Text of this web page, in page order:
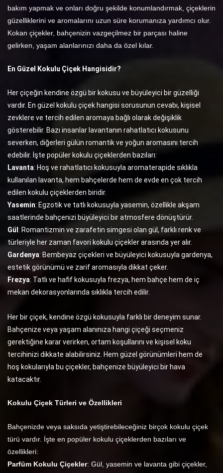
bakım yapmak ve onları doğru şekilde konumlandırmak, çiçeklerin
güzelliklerini ve aromalarını uzun süre korumanıza yardımcı olur.
Kokan çiçekler, bahçenizin vazgeçilmez bir parçası haline
gelirken, yaşam alanlarınızı daha da özel kılar.
En Güzel Kokulu Çiçek Hangisidir?
Her çiçeğin kendine özgü bir kokusu ve büyüleyici bir güzelliği
vardır. En güzel kokulu çiçek hangisi sorusunun cevabı, kişisel
zevklere ve tercih edilen aromaya bağlı olarak değişiklik
gösterebilir. Bazı insanlar lavantanın rahatlatıcı kokusunu
severken, diğerleri gülün romantik ve yoğun aromasını tercih
edebilir. İşte popüler kokulu çiçeklerden bazıları:
Lavanta: Hoş ve rahatlatıcı kokusuyla aromaterapide sıklıkla
kullanılan lavanta, hem bahçelerde hem de evde en çok tercih
edilen kokulu çiçeklerden biridir.
Yasemin: Egzotik ve tatlı kokusuyla yasemin, özellikle akşam
saatlerinde bahçenizi büyüleyici bir atmosfere dönüştürür.
Gül : Romantizmin ve zarafetin simgesi olan gül, farklı renk ve
türleriyle her zaman favori kokulu çiçekler arasında yer alır.
Gardenya: Bembeyaz çiçekleri ve büyüleyici kokusuyla gardenya,
estetik görünümü ve zarif aromasıyla dikkat çeker.
Frezya: Tatlı ve hafif kokusuyla frezya, hem bahçe hem de iç
mekan dekorasyonlarında sıklıkla tercih edilir.
Her bir çiçek, kendine özgü kokusuyla farklı bir deneyim sunar.
Bahçenize veya yaşam alanınıza hangi çiçeği seçmeniz
gerektiğine karar verirken, ortam koşullarını ve kişisel koku
tercihinizi dikkate alabilirsiniz. Hem güzel görünümleri hem de
hoş kokularıyla bu çiçekler, bahçenize büyüleyici bir hava
katacaktır.
Kokulu Çiçek Türleri ve Özellikleri
Bahçenizde veya saksıda yetiştirebileceğiniz birçok kokulu çiçek
türü vardır. İşte en popüler kokulu çiçeklerden bazıları ve
özellikleri:
Parfüm Kokulu Çiçekler: Gül, yasemin ve lavanta gibi çiçekler,